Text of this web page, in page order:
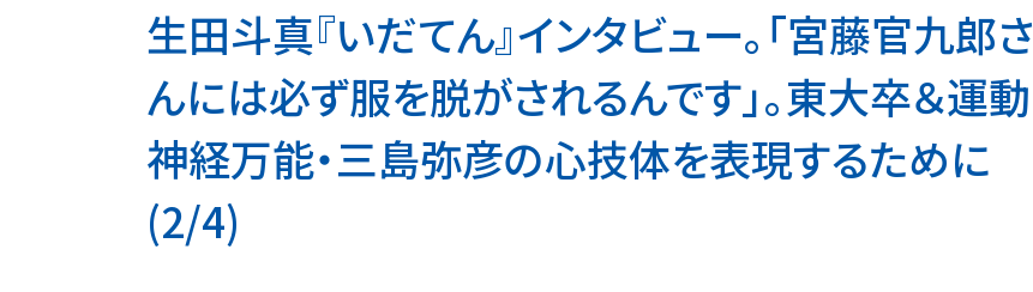
生田斗真『いだてん』インタビュー。「宮藤官九郎さ
んには必ず服を脱がされるんです」。東大卒＆運動
神経万能・三島弥彦の心技体を表現するために
(2/4)